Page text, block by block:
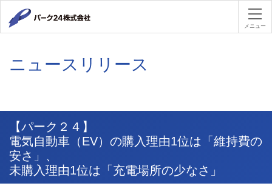
パーク２
メニュー
ニュースリリース
【パーク２４】
電気自動車（EV）の購入理由1位は「維持費の
安さ」、
未購入理由1位は「充電場所の少なさ」